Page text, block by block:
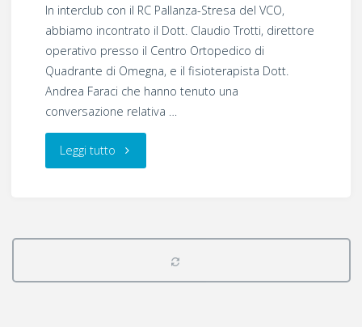
In interclub con il RC Pallanza-Stresa del VCO,
abbiamo incontrato il Dott. Claudio Trotti, direttore
operativo presso il Centro Ortopedico di
Quadrante di Omegna, e il fisioterapista Dott.
Andrea Faraci che hanno tenuto una
conversazione relativa …
Leggi tutto"La